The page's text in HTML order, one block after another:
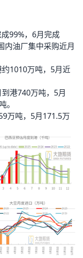
99%，6月完成
内油厂集中采购近月
1010万吨，5月近
港740万吨，5月
。
万吨，5月171.5万